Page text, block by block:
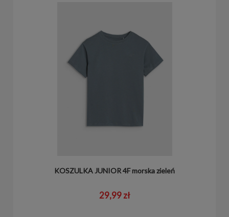
KOSZULKA JUNIOR 4F morska zieleń
29,99 zł